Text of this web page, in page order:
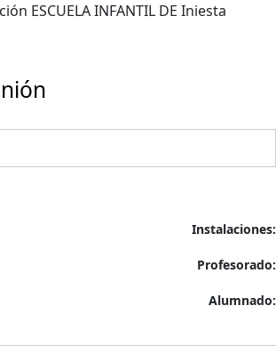
ESCUELA INFANTIL DE Iniesta
Instalaciones:
Profesorado:
Alumnado: